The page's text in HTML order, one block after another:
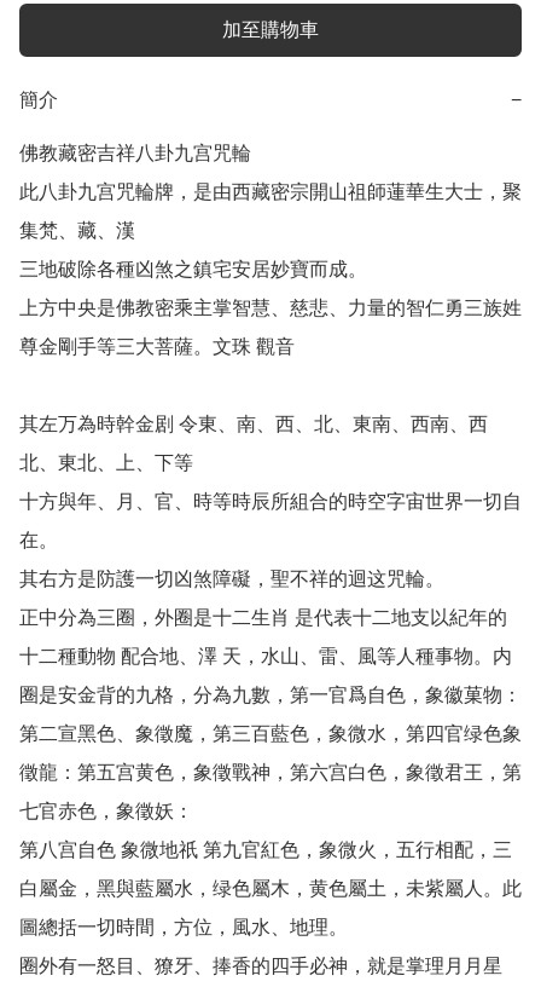
加至購物車
簡介 −
佛教藏密吉祥八卦九宫咒輪
此八卦九宫咒輪牌，是由西藏密宗開山祖師蓮華生大士，聚
集梵、藏、漢
三地破除各種凶煞之鎮宅安居妙寶而成。
上方中央是佛教密乘主掌智慧、慈悲、力量的智仁勇三族姓
尊金剛手等三大菩薩。文珠 觀音
其左万為時幹金剧 令東、南、西、北、東南、西南、西
北、東北、上、下等
十方與年、月、官、時等時辰所組合的時空字宙世界一切自
在。
其右方是防護一切凶煞障礙，聖不祥的迴这咒輪。
正中分為三圈，外圈是十二生肖 是代表十二地支以紀年的
十二種動物 配合地、澤 天，水山、雷、風等人種事物。内
圈是安金背的九格，分為九數，第一官爲自色，象徽菓物：
第二宣黑色、象徵魔，第三百藍色，象微水，第四官绿色象
徵龍：第五宫黄色，象徵戰神，第六宫白色，象徵君王，第
七官赤色，象徵妖：
第八宫自色 象微地祇 第九官紅色，象微火，五行相配，三
白屬金，黑與藍屬水，绿色屬木，黄色屬土，未紫屬人。此
圖總括一切時間，方位，風水、地理。
圈外有一怒目、獠牙、捧香的四手必神，就是掌理月月星